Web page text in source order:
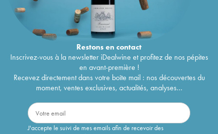
Restons encontact
Inscrivez-vous à la newsletter iDealwine et profitez de nos pépites
en avant-première !
Recevez directement dans votre boîte mail : nos découvertes du
moment, ventes exclusives, actualités, analyses...
J'accepte le suivi de mes emails afin de recevoir des